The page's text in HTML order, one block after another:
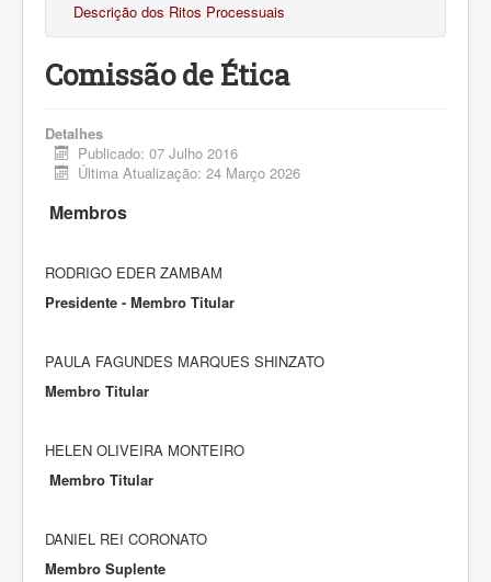
Descrição dos Ritos Processuais
Comissão de Ética
Detalhes
Publicado: 07 Julho 2016
Última Atualização: 24 Março 2026
Membros
RODRIGO EDER ZAMBAM
Presidente - Membro Titular
PAULA FAGUNDES MARQUES SHINZATO
Membro Titular
HELEN OLIVEIRA MONTEIRO
Membro Titular
DANIEL REI CORONATO
Membro Suplente